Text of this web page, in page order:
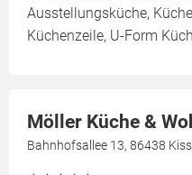
Ausstellungsküche,
Küchenzeile, U-Form
Möller Küche &
Bahnhofsallee 13, 86438